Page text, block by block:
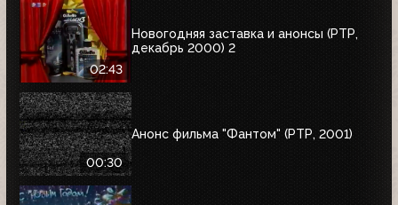
02:43
Новогодняя заставка и анонсы (РТР,
декабрь 2000) 2
00:30
Анонс фильма "Фантом" (РТР, 2001)